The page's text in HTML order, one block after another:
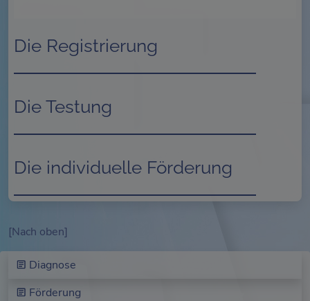
Die Registrierung
Die Testung
Die individuelle Förderung
[Nach oben]
Diagnose
Förderung